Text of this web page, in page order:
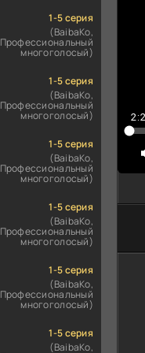
1-5 серия
(BaibaKo,
Профессиональный
многоголосый)
1-5 серия
(BaibaKo,
Профессиональный
многоголосый)
1-5 серия
(BaibaKo,
Профессиональный
многоголосый)
1-5 серия
(BaibaKo,
Профессиональный
многоголосый)
1-5 серия
(BaibaKo,
Профессиональный
многоголосый)
1-5 серия
(BaibaKo,